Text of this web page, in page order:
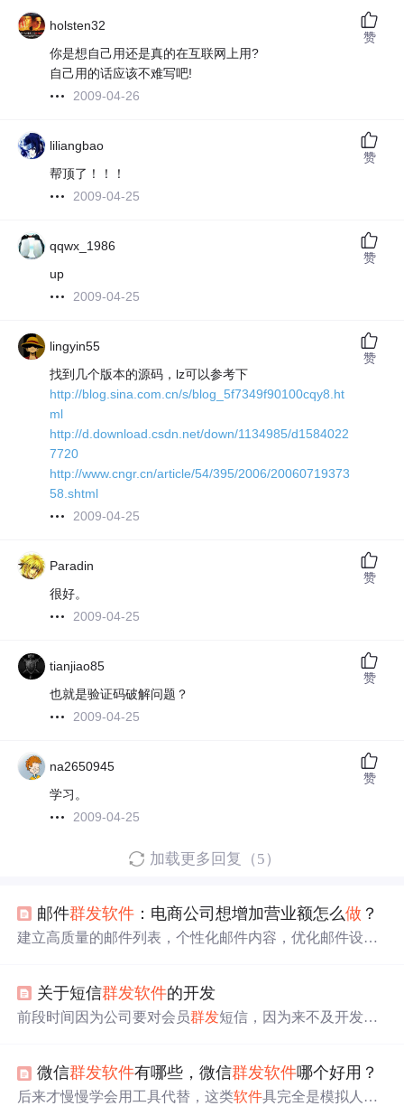
holsten32
你是想自己用还是真的在互联网上用?
自己用的话应该不难写吧!
2009-04-26
赞
liliangbao
帮顶了！！！
2009-04-25
赞
qqwx_1986
up
2009-04-25
赞
lingyin55
找到几个版本的源码，lz可以参考下
http://blog.sina.com.cn/s/blog_5f7349f90100cqy8.ht
ml
http://d.download.csdn.net/down/1134985/d1584022
7720
http://www.cngr.cn/article/54/395/2006/20060719373
58.shtml
2009-04-25
赞
Paradin
很好。
2009-04-25
赞
tianjiao85
也就是验证码破解问题？
2009-04-25
赞
na2650945
学习。
2009-04-25
赞
加载更多回复（5）
邮件群发软件 ：电商公司想增加营业额怎么做 ？
建立高质量的邮件列表，个性化邮件内容，优化邮件设计
随着技术的不断进步和消费者行为的变化，电商人需要保
持灵活性和创新性，不断调整策略，以适应不断变化的市
和优化是不可或缺的环节。当然，Zoho Campaigns的“动态
内容”，可以在邮件中添加不同联系人的姓名，增加邮件的
关于短信群发软件的开发
前段时间因为公司要对会员群发短信，因为来不及开发，
错误时，经常会弹出对话框，并中止发送过程。与自已 做
的消费者管理软件集成度也不高，要用户导出，再导入短
微信群发软件有哪些，微信群发软件哪个好用？
后来才慢慢学会用工具代替，这类软件具完全是模拟人操